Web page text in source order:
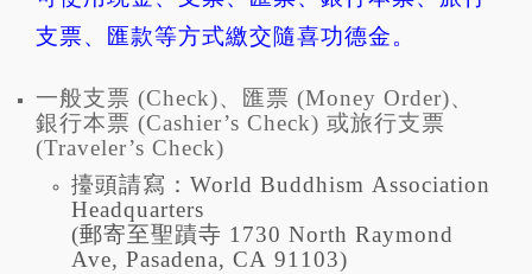
支票、匯款等方式繳交隨喜功德金。
一般支票 (Check)、匯票 (Money Order)、
銀行本票 (Cashier’s Check) 或旅行支票
(Traveler’s Check)
擡頭請寫：World Buddhism Association
Headquarters
(郵寄至聖蹟寺 1730 North Raymond
Ave, Pasadena, CA 91103)